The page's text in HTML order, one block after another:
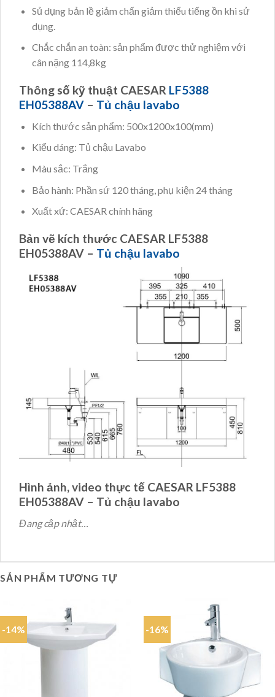
Sủ dụng bản lề giảm chấn giảm thiểu tiếng ồn khi sử
dụng.
Chắc chắn an toàn: sản phẩm được thử nghiệm với
cân nặng 114,8kg
Thông số kỹ thuật CAESAR LF5388
EH05388AV – Tủ chậu lavabo
Kích thước sản phẩm: 500x1200x100(mm)
Kiểu dáng: Tủ chậu Lavabo
Màu sắc: Trắng
Bảo hành: Phần sứ 120 tháng, phụ kiện 24 tháng
Xuất xứ: CAESAR chính hãng
Bản vẽ kích thước CAESAR LF5388
EH05388AV – Tủ chậu lavabo
Hình ảnh, video thực tế CAESAR LF5388
EH05388AV – Tủ chậu lavabo
Đang cập nhật…
SẢN PHẨM TƯƠNG TỰ
-14% -16%